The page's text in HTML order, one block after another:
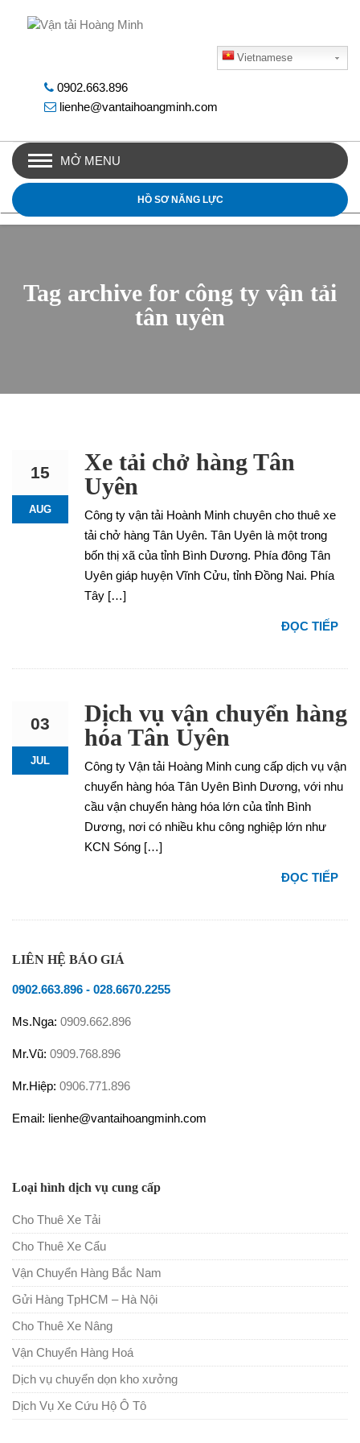
Vietnamese
0902.663.896
lienhe@vantaihoangminh.com
MỞ MENU
HỒ SƠ NĂNG LỰC
Tag archive for công ty vận tải
tân uyên
15
AUG
Xe tải chở hàng Tân
Uyên
Công ty vận tải Hoành Minh chuyên cho thuê xe
tải chở hàng Tân Uyên. Tân Uyên là một trong
bốn thị xã của tỉnh Bình Dương. Phía đông Tân
Uyên giáp huyện Vĩnh Cửu, tỉnh Đồng Nai. Phía
Tây […]
ĐỌC TIẾP
03
JUL
Dịch vụ vận chuyển hàng
hóa Tân Uyên
Công ty Vận tải Hoàng Minh cung cấp dịch vụ vận
chuyển hàng hóa Tân Uyên Bình Dương, với nhu
cầu vận chuyển hàng hóa lớn của tỉnh Bình
Dương, nơi có nhiều khu công nghiệp lớn như
KCN Sóng […]
ĐỌC TIẾP
LIÊN HỆ BÁO GIÁ
0902.663.896 - 028.6670.2255
Ms.Nga: 0909.662.896
Mr.Vũ: 0909.768.896
Mr.Hiệp: 0906.771.896
Email: lienhe@vantaihoangminh.com
Loại hình dịch vụ cung cấp
Cho Thuê Xe Tải
Cho Thuê Xe Cẩu
Vận Chuyển Hàng Bắc Nam
Gửi Hàng TpHCM – Hà Nội
Cho Thuê Xe Nâng
Vận Chuyển Hàng Hoá
Dịch vụ chuyển dọn kho xưởng
Dịch Vụ Xe Cứu Hộ Ô Tô